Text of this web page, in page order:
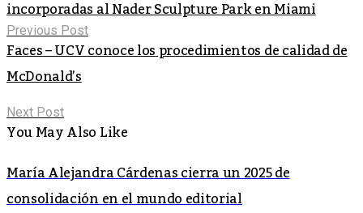
incorporadas al Nader Sculpture Park en Miami
Previous Post
Faces – UCV conoce los procedimientos de calidad de
McDonald’s
Next Post
You May Also Like
María Alejandra Cárdenas cierra un 2025 de
consolidación en el mundo editorial